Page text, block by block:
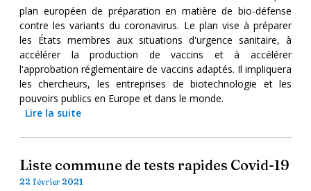
plan européen de préparation en matière de bio-défense
contre les variants du coronavirus. Le plan vise à préparer
les États membres aux situations d'urgence sanitaire, à
accélérer la production de vaccins et à accélérer
l'approbation réglementaire de vaccins adaptés. Il impliquera
les chercheurs, les entreprises de biotechnologie et les
pouvoirs publics en Europe et dans le monde.
Lire la suite
Liste commune de tests rapides Covid-19
22 février 2021